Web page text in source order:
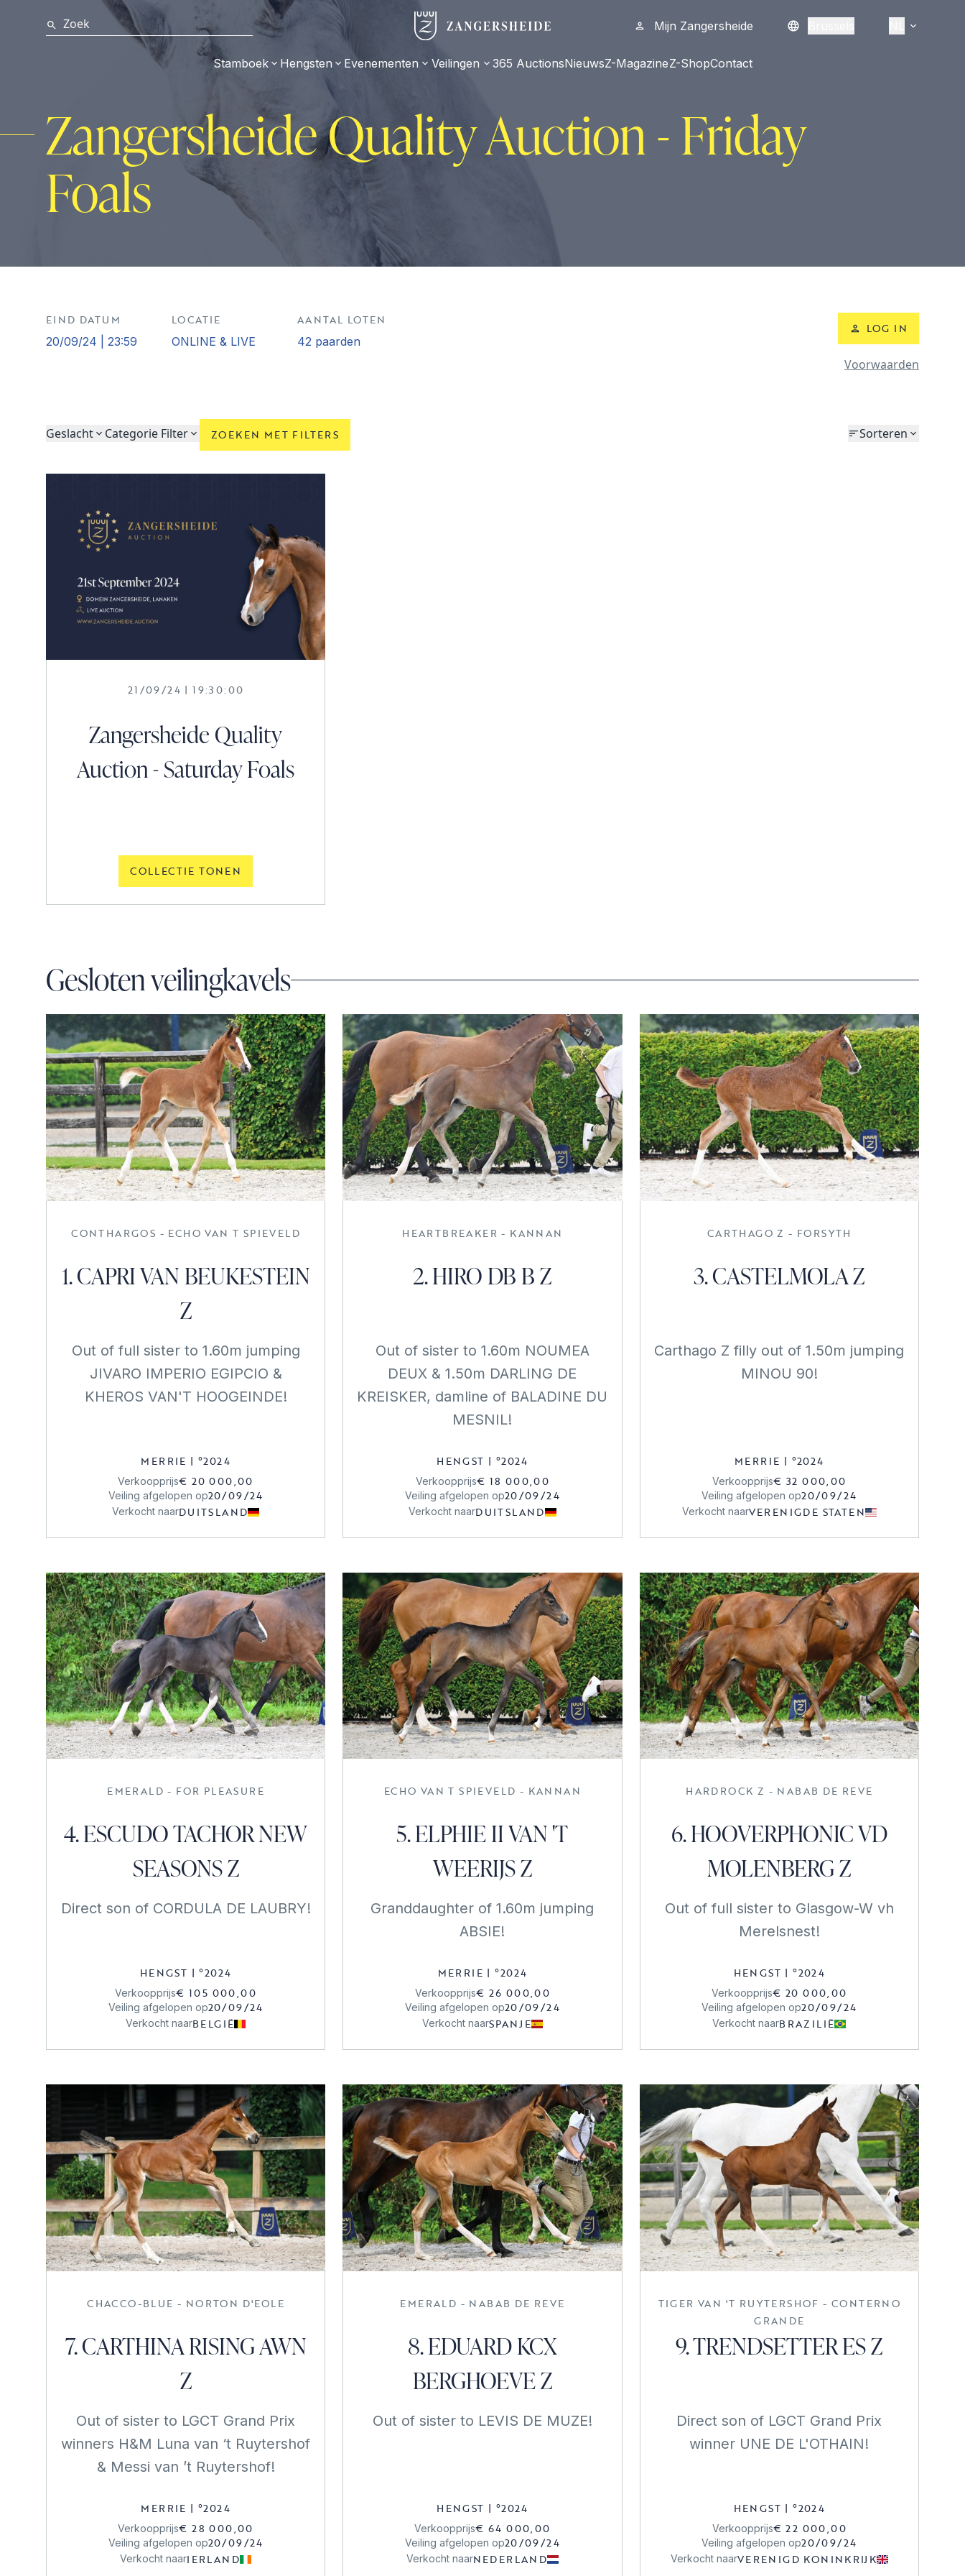
Mijn Zangersheide
Stamboek Hengsten Evenementen Veilingen 365 AuctionsNieuwsZ-MagazineZ-ShopContact
Zangersheide Quality Auction - Friday
Foals
EIND DATUM
20/09/24 | 23:59
LOCATIE
ONLINE & LIVE
AANTAL LOTEN
42 paarden
LOG IN
Voorwaarden
Geslacht Categorie Filter ZOEKEN MET FILTERS Sorteren
21/09/24 | 19:30:00
Zangersheide Quality
Auction - Saturday Foals
COLLECTIE TONEN
Gesloten veilingkavels
CONTHARGOS - ECHO VAN T SPIEVELD
1. CAPRI VAN BEUKESTEIN
Z
Out of full sister to 1.60m jumping
JIVARO IMPERIO EGIPCIO &
KHEROS VAN'T HOOGEINDE!
MERRIE | °2024
Verkoopprijs€ 20 000,00
Veiling afgelopen op20/09/24
Verkocht naarDUITSLAND
HEARTBREAKER - KANNAN
2. HIRO DB B Z
Out of sister to 1.60m NOUMEA
DEUX & 1.50m DARLING DE
KREISKER, damline of BALADINE DU
MESNIL!
HENGST | °2024
Verkoopprijs€ 18 000,00
Veiling afgelopen op20/09/24
Verkocht naarDUITSLAND
CARTHAGO Z - FORSYTH
3. CASTELMOLA Z
Carthago Z filly out of 1.50m jumping
MINOU 90!
MERRIE | °2024
Verkoopprijs€ 32 000,00
Veiling afgelopen op20/09/24
Verkocht naarVERENIGDE STATEN
EMERALD - FOR PLEASURE
4. ESCUDO TACHOR NEW
SEASONS Z
Direct son of CORDULA DE LAUBRY!
HENGST |°2024
Verkoopprijs€ 105 000,00
Veiling afgelopen op20/09/24
Verkocht naarBELGIË
ECHO VAN T SPIEVELD - KANNAN
5. ELPHIE II VAN 'T
WEERIJS Z
Granddaughter of 1.60m jumping
ABSIE!
MERRIE |°2024
Verkoopprijs€ 26 000,00
Veiling afgelopen op20/09/24
Verkocht naarSPANJE
HARDROCK Z - NABAB DE REVE
6. HOOVERPHONIC VD
MOLENBERG Z
Out of full sister to Glasgow-W vh
Merelsnest!
HENGST |°2024
Verkoopprijs€ 20 000,00
Veiling afgelopen op20/09/24
Verkocht naarBRAZILIË
CHACCO-BLUE - NORTON D'EOLE
7. CARTHINA RISING AWN
Z
Out of sister to LGCT Grand Prix
winners H&M Luna van ‘t Ruytershof
& Messi van ’t Ruytershof!
MERRIE | °2024
Verkoopprijs€ 28 000,00
Veiling afgelopen op20/09/24
Verkocht naarIERLAND
EMERALD - NABAB DE REVE
8. EDUARD KCX
BERGHOEVE Z
Out of sister to LEVIS DE MUZE!
HENGST | °2024
Verkoopprijs€ 64 000,00
Veiling afgelopen op20/09/24
Verkocht naarNEDERLAND
TIGER VAN 'T RUYTERSHOF - CONTERNO
GRANDE
9. TRENDSETTER ES Z
Direct son of LGCT Grand Prix
winner UNE DE L'OTHAIN!
HENGST |°2024
Verkoopprijs€ 22 000,00
Veiling afgelopen op20/09/24
Verkocht naarVERENIGD KONINKRIJK